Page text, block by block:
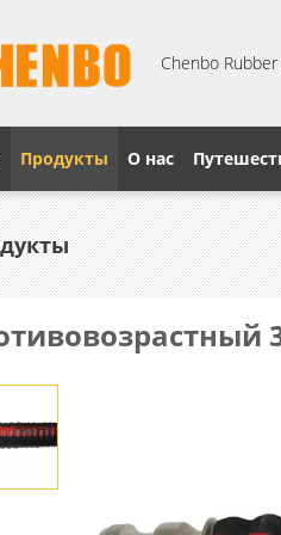
Chenbo
Продукты О нас